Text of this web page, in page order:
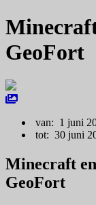
GeoFort
van: 1 juni
tot: 30 juni
Minecraft
GeoFort